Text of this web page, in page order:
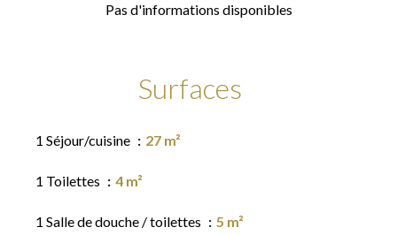
Pas d'informations disponibles
Surfaces
1 Séjour/cuisine 27 m²
1 Toilettes 4 m²
1 Salle de douche / toilettes 5 m²